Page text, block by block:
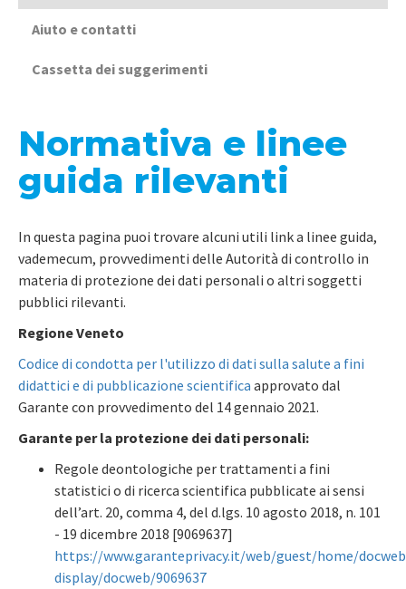
Aiuto e contatti
Cassetta dei suggerimenti
Normativa e linee
guida rilevanti
In questa pagina puoi trovare alcuni utili link a linee guida,
vademecum, provvedimenti delle Autorità di controllo in
materia di protezione dei dati personali o altri soggetti
pubblici rilevanti.
Regione Veneto
Codice di condotta per l'utilizzo di dati sulla salute a fini
didattici e di pubblicazione scientifica approvato dal
Garante con provvedimento del 14 gennaio 2021.
Garante per la protezione dei dati personali:
Regole deontologiche per trattamenti a fini
statistici o di ricerca scientifica pubblicate ai sensi
dell’art. 20, comma 4, del d.lgs. 10 agosto 2018, n. 101
- 19 dicembre 2018 [9069637]
https://www.garanteprivacy.it/web/guest/home/
display/docweb/9069637